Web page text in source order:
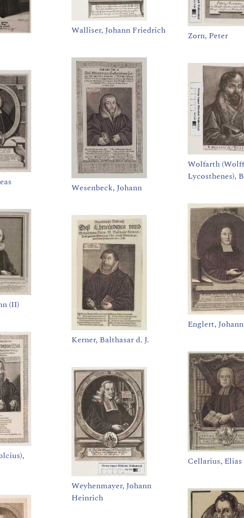
(II)
Walliser, Johann Friedrich
Wesenbeck, Johann
Kerner, Balthasar d. J.
Weyhenmayer, Johann
Heinrich
Zorn, Peter
Wolfarth
Lycosthenes),
Englert,
Cellarius, Elias